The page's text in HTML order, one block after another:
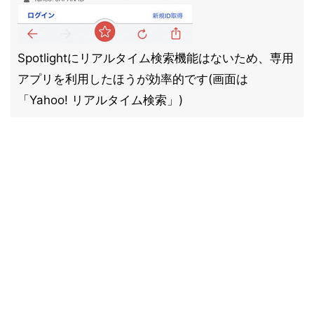
Spotlightにリアルタイム検索機能はないため、専用
アプリを利用したほうが効率的です(画面は
「Yahoo! リアルタイム検索」)